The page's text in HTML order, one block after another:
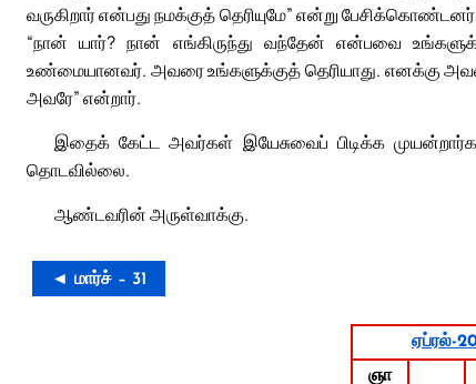
வருகிறார் என்பது நமக்குத் தெரியுமே” என்று
“நான் யார்? நான் எங்கிருந்து வந்தேன் என்பவை
உண்மையானவர். அவரை உங்களுக்குத் தெரியாது. எனக்கு
அவரே” என்றார்.
இதைக் கேட்ட அவர்கள் இயேசுவைப் பிடிக்க
தொடவில்லை.
ஆண்டவரின் அருள்வாக்கு.
◄ மார்ச் – 31
ஏப்ரல்-
ஞா